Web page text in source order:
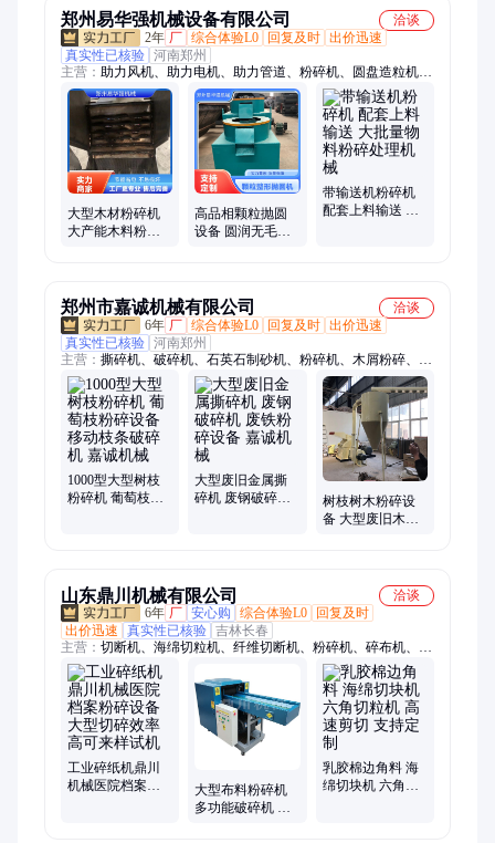
郑州易华强机械设备有限公司
洽谈
2年 厂 综合体验L0 回复及时 出价迅速
真实性已核验 河南郑州
主营： 助力风机、助力电机、助力管道、粉碎机、圆盘造粒机、
滚筒烘干机、滚筒冷却机、挤压造粒机
大型木材粉碎机
大产能木料粉碎
高品相颗粒抛圆
设备 圆润无毛刺
带输送机粉碎机
配套上料输送 大
郑州市嘉诚机械有限公司
洽谈
6年 厂 综合体验L0 回复及时 出价迅速
真实性已核验 河南郑州
主营： 撕碎机、破碎机、石英石制砂机、粉碎机、木屑粉碎、光
伏板粉碎机、河卵石制砂机、鹅卵石制砂机、冰箱外壳撕碎、生
物质颗粒机、木炭机、光伏板拆框机、光伏板分离机、太阳能板
拆框机、光伏板分解机
1000型大型树枝
粉碎机 葡萄枝粉
大型废旧金属撕
碎机 废钢破碎机
树枝树木粉碎设
备 大型废旧木材
山东鼎川机械有限公司
洽谈
6年 厂 安心购 综合体验L0
回复及时
出价迅速
真实性已核验 吉林长春
主营： 切断机、海绵切粒机、纤维切断机、粉碎机、碎布机、碎
纸机、短切机、破碎机、分条机、滚筒筛、磨刀机、风机、充棉
机、混料仓、打包机、撕碎机
工业碎纸机鼎川
机械医院档案粉
大型布料粉碎机
多功能破碎机 鼎
乳胶棉边角料 海
绵切块机 六角切